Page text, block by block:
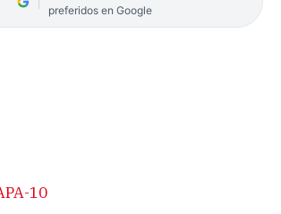
preferidos en Google
10